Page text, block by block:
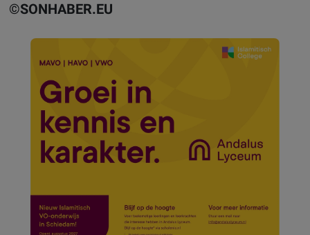
©SONHABER.EU